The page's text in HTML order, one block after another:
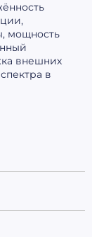
мощность
внешних
в